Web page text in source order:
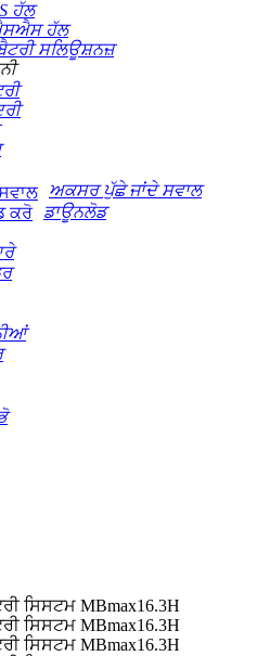
ਹੱਲ
ਹੱਲ
ਸਲਿਊਸ਼ਨਜ਼
ਅਕਸਰ ਪੁੱਛੇ ਜਾਂਦੇ ਸਵਾਲ
ਡਾਊਨਲੋਡ